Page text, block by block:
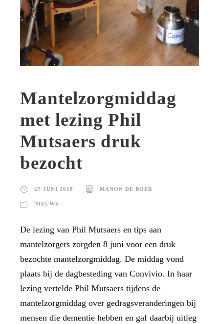
Mantelzorgmiddag
met lezing Phil
Mutsaers druk
bezocht
27 JUNI 2018 MANON DE BOER
NIEUWS
De lezing van Phil Mutsaers en tips aan
mantelzorgers zorgden 8 juni voor een druk
bezochte mantelzorgmiddag. De middag vond
plaats bij de dagbesteding van Convivio. In haar
lezing vertelde Phil Mutsaers tijdens de
mantelzorgmiddag over gedragsveranderingen bij
mensen die dementie hebben en gaf daarbij uitleg